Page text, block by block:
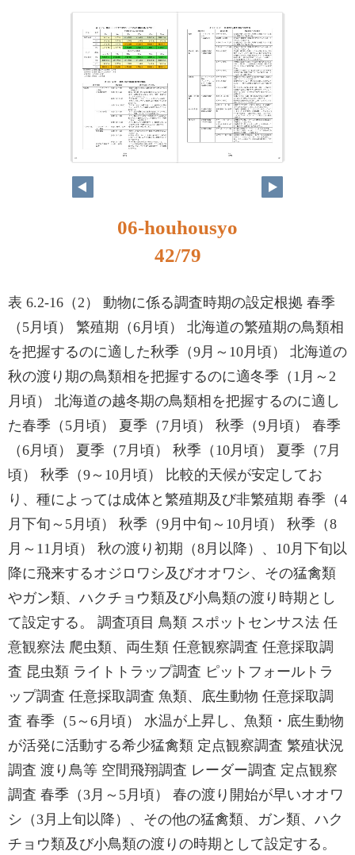
42
41
06-houhousyo
42/79
表 6.2-16（2） 動物に係る調査時期の設定根拠 春季
（5月頃） 繁殖期（6月頃） 北海道の繁殖期の鳥類相
を把握するのに適した秋季（9月～10月頃） 北海道の
秋の渡り期の鳥類相を把握するのに適冬季（1月～2
月頃） 北海道の越冬期の鳥類相を把握するのに適し
た春季（5月頃） 夏季（7月頃） 秋季（9月頃） 春季
（6月頃） 夏季（7月頃） 秋季（10月頃） 夏季（7月
頃） 秋季（9～10月頃） 比較的天候が安定してお
り、種によっては成体と繁殖期及び非繁殖期 春季（4
月下旬～5月頃） 秋季（9月中旬～10月頃） 秋季（8
月～11月頃） 秋の渡り初期（8月以降）、10月下旬以
降に飛来するオジロワシ及びオオワシ、その猛禽類
やガン類、ハクチョウ類及び小鳥類の渡り時期とし
て設定する。 調査項目 鳥類 スポットセンサス法 任
意観察法 爬虫類、両生類 任意観察調査 任意採取調
査 昆虫類 ライトトラップ調査 ピットフォールトラ
ップ調査 任意採取調査 魚類、底生動物 任意採取調
査 春季（5～6月頃） 水温が上昇し、魚類・底生動物
が活発に活動する希少猛禽類 定点観察調査 繁殖状況
調査 渡り鳥等 空間飛翔調査 レーダー調査 定点観察
調査 春季（3月～5月頃） 春の渡り開始が早いオオワ
シ（3月上旬以降）、その他の猛禽類、ガン類、ハク
チョウ類及び小鳥類の渡りの時期として設定する。